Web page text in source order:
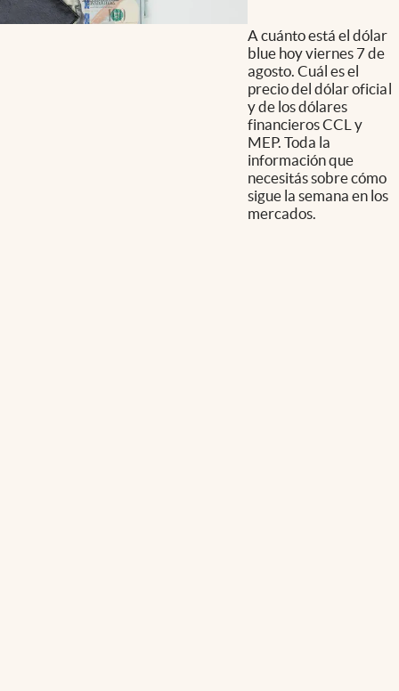
A cuánto está el dólar
blue hoy viernes 7 de
agosto. Cuál es el
precio del dólar oficial
y de los dólares
financieros CCL y
MEP. Toda la
información que
necesitás sobre cómo
sigue la semana en los
mercados.